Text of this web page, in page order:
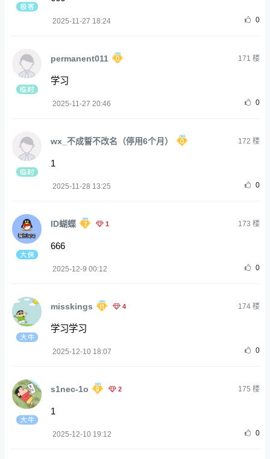
2025-11-27 18:24 0
permanent011 171 楼
学习
2025-11-27 20:46 0
wx_不成誓不改名（停用6个月） 172 楼
1
2025-11-28 13:25 0
ID蝴蝶 1 173 楼
666
2025-12-9 00:12 0
misskings 4 174楼
学习学习
2025-12-10 18:07 0
s1nec-1o 2 175 楼
1
2025-12-10 19:12 0